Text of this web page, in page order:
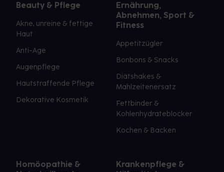
Beauty & Pflege
Akne, unreine & fettige
Haut
Anti-Age
Augenpflege
Hautstraffende Pflege
Dekorative Kosmetik
Ernährung,
Abnehmen, Sport &
Fitness
Appetitzügler
Bonbons & Snacks
Diätshakes &
Mahlzeitenersatz
Fettbinder &
Kohlenhydrateblocker
Kochen & Backen
Homöopathie &
Krankenpflege &